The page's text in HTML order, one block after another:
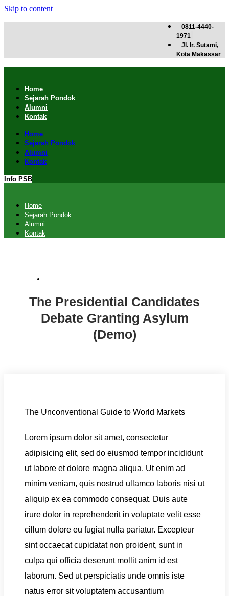
Skip to content
0811-4440-
1971
Jl. Ir. Sutami,
Kota Makassar
Home
Sejarah Pondok
Alumni
Kontak
Home
Sejarah Pondok
Alumni
Kontak
Info PSB
Home
Sejarah Pondok
Alumni
Kontak
The Presidential Candidates
Debate Granting Asylum
(Demo)
The Unconventional Guide to World Markets
Lorem ipsum dolor sit amet, consectetur
adipisicing elit, sed do eiusmod tempor incididunt
ut labore et dolore magna aliqua. Ut enim ad
minim veniam, quis nostrud ullamco laboris nisi ut
aliquip ex ea commodo consequat. Duis aute
irure dolor in reprehenderit in voluptate velit esse
cillum dolore eu fugiat nulla pariatur. Excepteur
sint occaecat cupidatat non proident, sunt in
culpa qui officia deserunt mollit anim id est
laborum. Sed ut perspiciatis unde omnis iste
natus error sit voluptatem accusantium